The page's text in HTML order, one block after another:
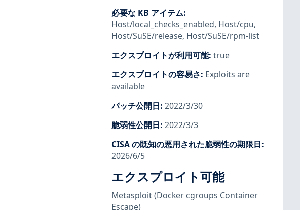
必要な KB アイテム:
Host/local_checks_enabled, Host/cpu,
Host/SuSE/release, Host/SuSE/rpm-list
エクスプロイトが利用可能: true
エクスプロイトの容易さ: Exploits are
available
パッチ公開日: 2022/3/30
脆弱性公開日: 2022/3/3
CISA の既知の悪用された脆弱性の期限日:
2026/6/5
エクスプロイト可能
Metasploit(Docker cgroups Container
Escape)